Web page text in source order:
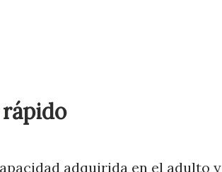
adquirida en el adulto y